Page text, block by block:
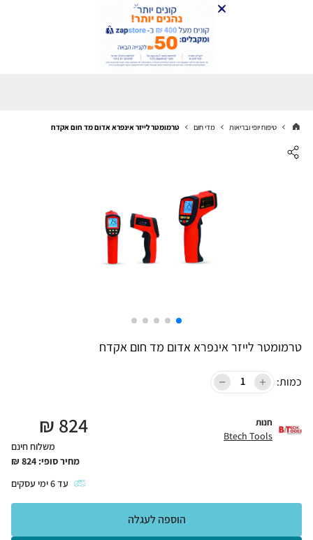
טיפוח יופי ובריאות מדי חום טרמומטר לייזר אינפרא אדום מד חום אקדח
טרמומטר לייזר אינפרא אדום מד חום אקדח
כמות:
חנות
Btech Tools
824
₪
משלוח חינם
מחיר סופי: 824
₪
עד6ימי עסקים
הוספה לעגלה